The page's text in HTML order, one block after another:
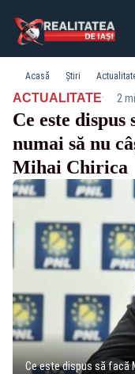
Acasă Știri
ACTUALITATE· 2
Ce este
numai să nu
Mihai Chirica
Ce este dispus să facă